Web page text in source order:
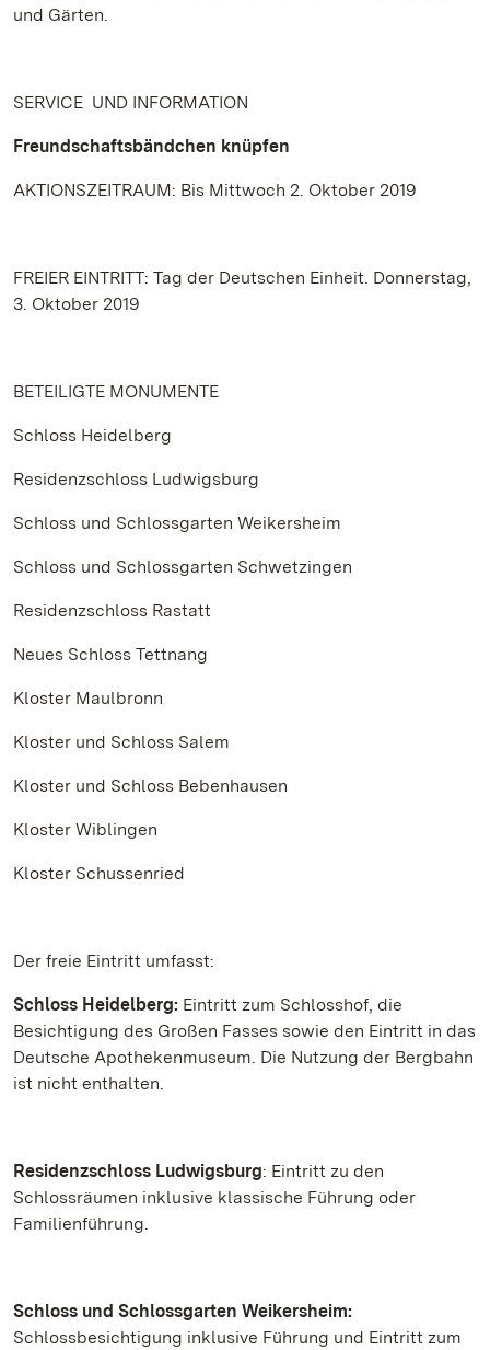
und Gärten.
SERVICE UND INFORMATION
Freundschaftsbändchen knüpfen
AKTIONSZEITRAUM: Bis Mittwoch 2. Oktober 2019
FREIER EINTRITT: Tag der Deutschen Einheit. Donnerstag,
3. Oktober 2019
BETEILIGTE MONUMENTE
Schloss Heidelberg
Residenzschloss Ludwigsburg
Schloss und Schlossgarten Weikersheim
Schloss und Schlossgarten Schwetzingen
Residenzschloss Rastatt
Neues Schloss Tettnang
Kloster Maulbronn
Kloster und Schloss Salem
Kloster und Schloss Bebenhausen
Kloster Wiblingen
Kloster Schussenried
Der freie Eintritt umfasst:
Schloss Heidelberg: Eintritt zum Schlosshof, die
Besichtigung des Großen Fasses sowie den Eintritt in das
Deutsche Apothekenmuseum. Die Nutzung der Bergbahn
ist nicht enthalten.
Residenzschloss Ludwigsburg: Eintritt zu den
Schlossräumen inklusive klassische Führung oder
Familienführung.
Schloss und Schlossgarten Weikersheim:
Schlossbesichtigung inklusive Führung und Eintritt zum